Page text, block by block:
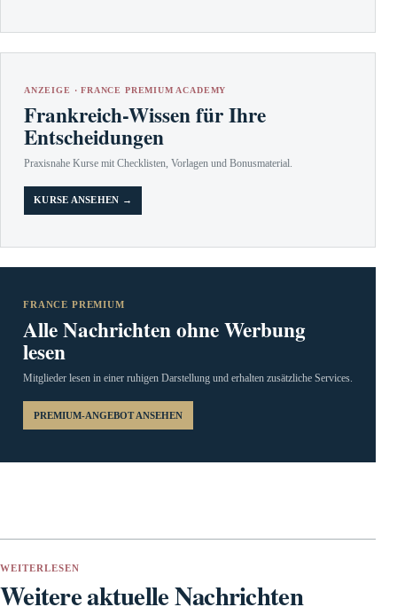
ANZEIGE · FRANCE PREMIUM ACADEMY
Frankreich-Wissen für Ihre
Entscheidungen
Praxisnahe Kurse mit Checklisten, Vorlagen und Bonusmaterial.
KURSE ANSEHEN →
FRANCE PREMIUM
Alle Nachrichten ohne Werbung
lesen
Mitglieder lesen in einer ruhigen Darstellung und erhalten zusätzliche Services.
PREMIUM-ANGEBOT ANSEHEN
WEITERLESEN
Weitere aktuelle Nachrichten